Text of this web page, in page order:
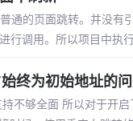
通的页面跳转。并没
行调用。所以项目中执
终为初始地址的
不够全面 所以对于开